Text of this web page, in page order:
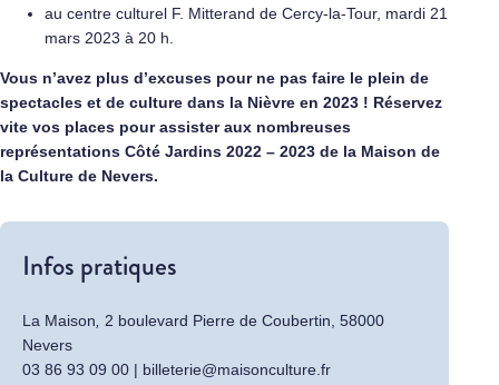
au centre culturel F. Mitterand de Cercy-la-Tour, mardi 21
mars 2023 à 20 h.
Vous n’avez plus d’excuses pour ne pas faire le plein de
spectacles et de culture dans la Nièvre en 2023 ! Réservez
vite vos places pour assister aux nombreuses
représentations Côté Jardins 2022 – 2023 de la Maison de
la Culture de Nevers.
Infos pratiques
La Maison
2 boulevard Pierre de Coubertin, 58000
Nevers
03 86 93 09 00 | billeterie@maisonculture.fr